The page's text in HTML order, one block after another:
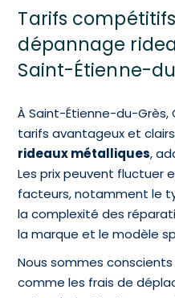
Tarifs
dépannage
Saint-Étienne-
À Saint-Étienne-du-Grès,
tarifs avantageux et
rideaux métalliques,
Les prix peuvent fluctuer
facteurs, notamment le
la complexité des
la marque et le modèle
Nous sommes
comme les frais de